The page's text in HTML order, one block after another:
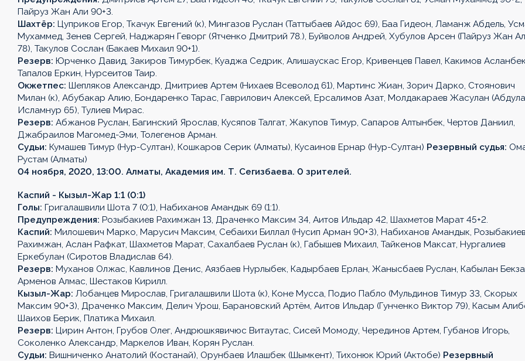
Пайруз Жан Али 90+3.
Шахтёр: Цуприков Егор, Ткачук Евгений (к), Мингазов Руслан (Таттыбаев Айдос 69), Баа Гидеон, Ламанж Абдель,
Мухаммед, Зенев Сергей, Наджарян Геворг (Ятченко Дмитрий 78.), Буйволов Андрей, Хубулов Арсен (Пайруз Жан
78), Такулов Сослан (Бакаев Михаил 90+1).
Резерв: Юрченко Давид, Закиров Тимурбек, Куаджа Седрик, Алишаускас Егор, Кривенцев Павел, Какимов
Тапалов Еркин, Нурсеитов Таир.
Окжетпес: Шепляков Александр, Дмитриев Артем (Нихаев Всеволод 61), Мартинс Жиан, Зорич Дарко, Стоянович
Милан (к), Абубакар Алию, Бондаренко Тарас, Гаврилович Алексей, Ерсалимов Азат, Молдакараев Жасулан
Исламнур 65), Тулиев Мирас.
Резерв: Абжанов Руслан, Багинский Ярослав, Кусяпов Талгат, Жакупов Тимур, Сапаров Алтынбек, Чертов Даниил,
Джабраилов Магомед-Эми, Толегенов Арман.
Судьи: Кумашев Тимур (Нур-Султан), Кошкаров Серик (Алматы), Кусаинов Ернар (Нур-Султан) Резервный судья:
Рустам (Алматы)
04 ноября, 2020, 13:00. Алматы, Академия им. Т. Сегизбаева. 0 зрителей.
Каспий - Кызыл-Жар 1:1 (0:1)
Голы: Григалашвили Шота 7 (0:1), Набиханов Амандык 69 (1:1).
Предупреждения: Розыбакиев Рахимжан 13, Драченко Максим 34, Аитов Ильдар 42, Шахметов Марат 45+2.
Каспий: Милошевич Марко, Марусич Максим, Себаихи Биллал (Нусип Арман 90+3), Набиханов Амандык, Розыбакиев
Рахимжан, Аслан Рафкат, Шахметов Марат, Сахалбаев Руслан (к), Габышев Михаил, Тайкенов Максат, Нургалиев
Еркебулан (Сиротов Владислав 64).
Резерв: Муханов Олжас, Кавлинов Денис, Аязбаев Нурлыбек, Кадырбаев Ерлан, Жанысбаев Руслан, Кабылан
Арменов Алмас, Шестаков Кирилл.
Кызыл-Жар: Лобанцев Мирослав, Григалашвили Шота (к), Коне Мусса, Подио Пабло (Мульдинов Тимур 33, Скорых
Максим 90+3), Драченко Максим, Делич Урош, Барановский Артём, Аитов Ильдар (Гунченко Виктор 79), Касым
Шаихов Берик, Платика Михаил.
Резерв: Цирин Антон, Грубов Олег, Андрюшкявичюс Витаутас, Сисей Момоду, Черединов Артем, Губанов Игорь,
Соколенко Александр, Маркелов Иван, Корян Руслан.
Судьи: Вишниченко Анатолий (Костанай), Орунбаев Илашбек (Шымкент), Тихонюк Юрий (Актобе) Резервный